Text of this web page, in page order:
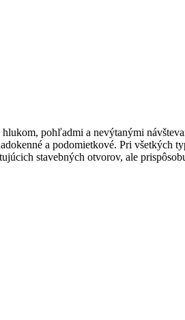
pohľadmi a nevýtanými
a podomietkové. Pri všetkých
stavebných otvorov, ale